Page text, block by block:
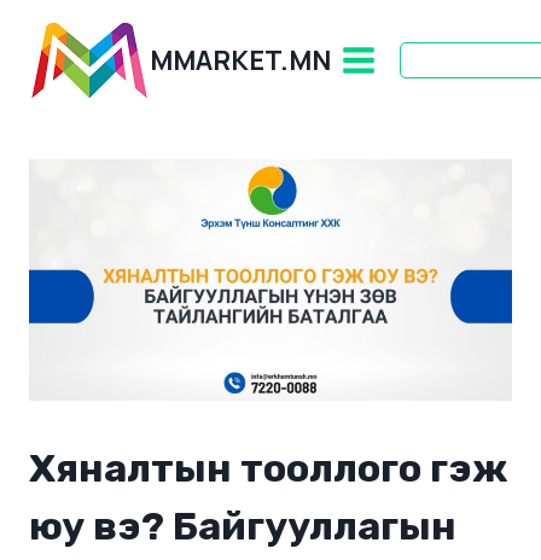
content
MMARKET.MN
Хяналтын тооллого гэж
юу вэ? Байгууллагын